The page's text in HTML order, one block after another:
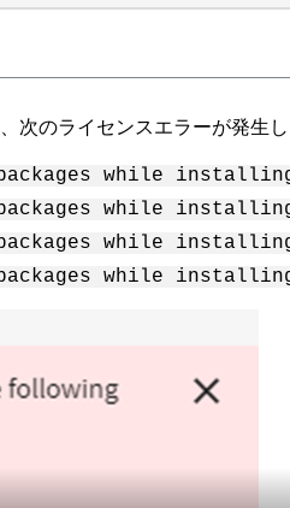
次のライセンスエラーが発生し
while
while
while
while